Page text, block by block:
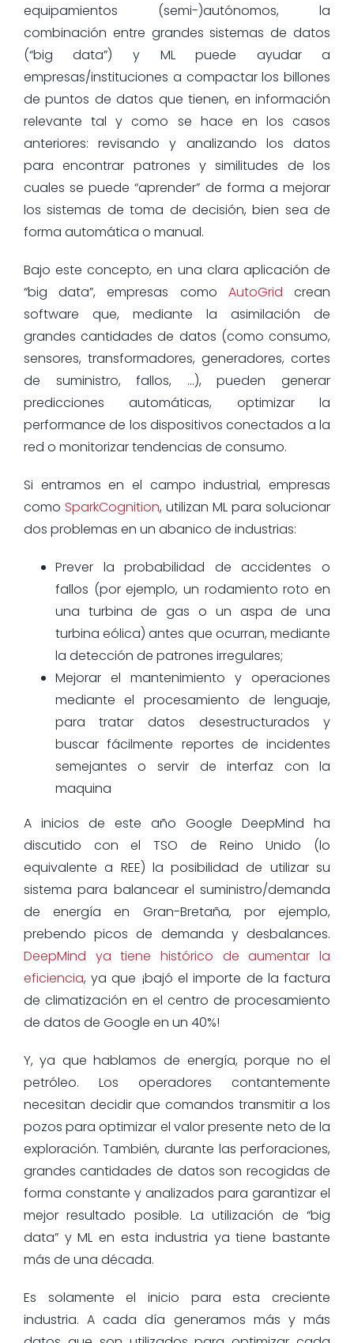
equipamientos (semi-)autónomos, la
combinación entre grandes sistemas de datos
(“big data”) y ML puede ayudar a
empresas/instituciones a compactar los billones
de puntos de datos que tienen, en información
relevante tal y como se hace en los casos
anteriores: revisando y analizando los datos
para encontrar patrones y similitudes de los
cuales se puede “aprender” de forma a mejorar
los sistemas de toma de decisión, bien sea de
forma automática o manual.
Bajo este concepto, en una clara aplicación de
“big data”, empresas como AutoGrid crean
software que, mediante la asimilación de
grandes cantidades de datos (como consumo,
sensores, transformadores, generadores, cortes
de suministro, fallos, …), pueden generar
predicciones automáticas, optimizar la
performance de los dispositivos conectados a la
red o monitorizar tendencias de consumo.
Si entramos en el campo industrial, empresas
como SparkCognition, utilizan ML para solucionar
dos problemas en un abanico de industrias:
Prever la probabilidad de accidentes o
fallos (por ejemplo, un rodamiento roto en
una turbina de gas o un aspa de una
turbina eólica) antes que ocurran, mediante
la detección de patrones irregulares;
Mejorar el mantenimiento y operaciones
mediante el procesamiento de lenguaje,
para tratar datos desestructurados y
buscar fácilmente reportes de incidentes
semejantes o servir de interfaz con la
maquina
A inicios de este año Google DeepMind ha
discutido con el TSO de Reino Unido (lo
equivalente a REE) la posibilidad de utilizar su
sistema para balancear el suministro/demanda
de energía en Gran-Bretaña, por ejemplo,
prebendo picos de demanda y desbalances.
DeepMind ya tiene histórico de aumentar la
eficiencia, ya que ¡bajó el importe de la factura
de climatización en el centro de procesamiento
de datos de Google en un 40%!
Y, ya que hablamos de energía, porque no el
petróleo. Los operadores contantemente
necesitan decidir que comandos transmitir a los
pozos para optimizar el valor presente neto de la
exploración. También, durante las perforaciones,
grandes cantidades de datos son recogidas de
forma constante y analizados para garantizar el
mejor resultado posible. La utilización de “big
data” y ML en esta industria ya tiene bastante
más de una década.
Es solamente el inicio para esta creciente
industria. A cada día generamos más y más